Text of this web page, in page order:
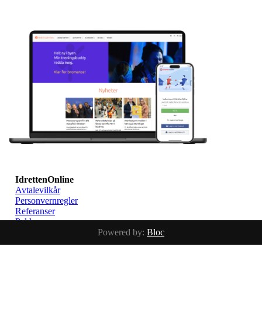
IdrettenOnline
Avtalevilkår
Personvernregler
Referanser
Pakker
Powered by: Bloc